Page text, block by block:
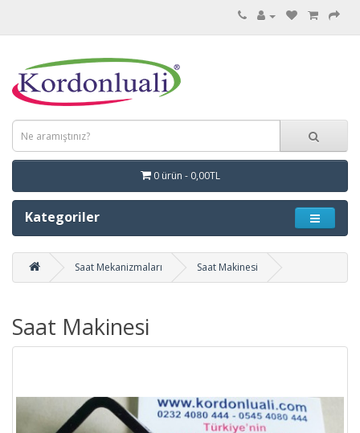
0 ürün - 0,00TL
Kategoriler
Saat Mekanizmaları Saat Makinesi
Saat Makinesi